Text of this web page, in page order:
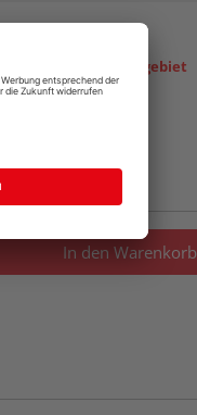
ist nicht im Liefergebiet
anderen Händlern
Abholung möglich
In den Warenkorb